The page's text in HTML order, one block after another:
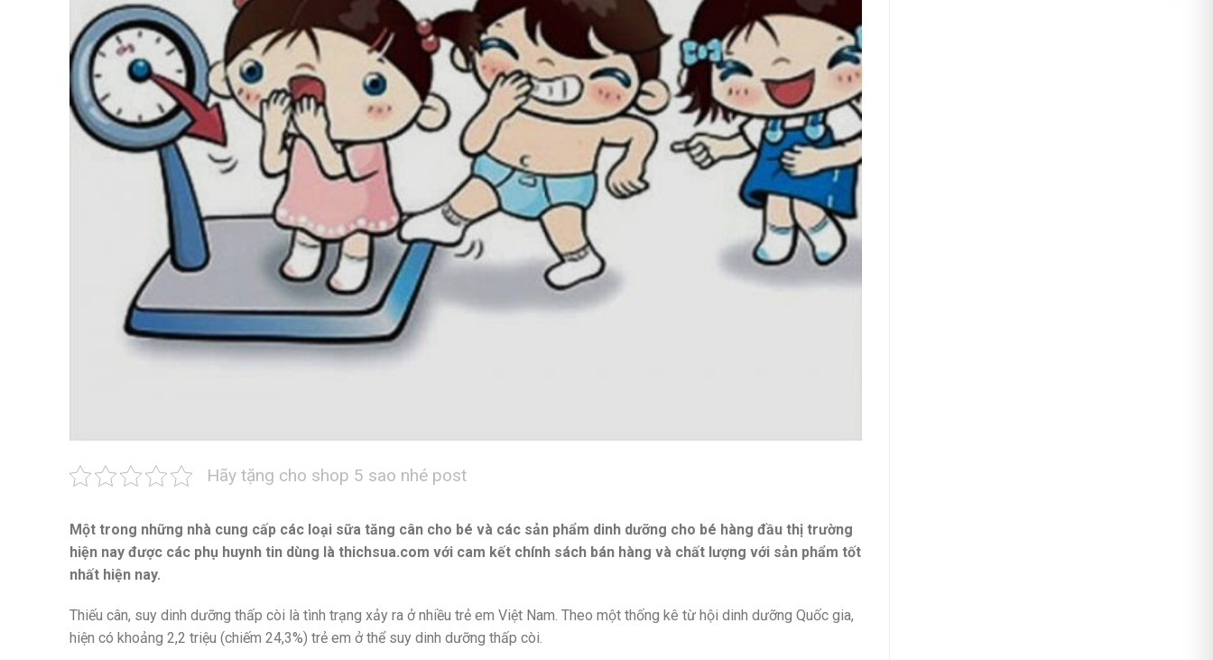
Hãy tặng cho shop 5 sao nhé post
Một trong những nhà cung cấp các loại sữa tăng cân cho bé và các sản phẩm dinh dưỡng cho bé hàng đầu thị trường
hiện nay được các phụ huynh tin dùng là thichsua.com với cam kết chính sách bán hàng và chất lượng với sản phẩm tốt
nhất hiện nay.
Thiếu cân, suy dinh dưỡng thấp còi là tình trạng xảy ra ở nhiều trẻ em Việt Nam. Theo một thống kê từ hội dinh dưỡng Quốc gia,
hiện có khoảng 2,2 triệu (chiếm 24,3%) trẻ em ở thể suy dinh dưỡng thấp còi.